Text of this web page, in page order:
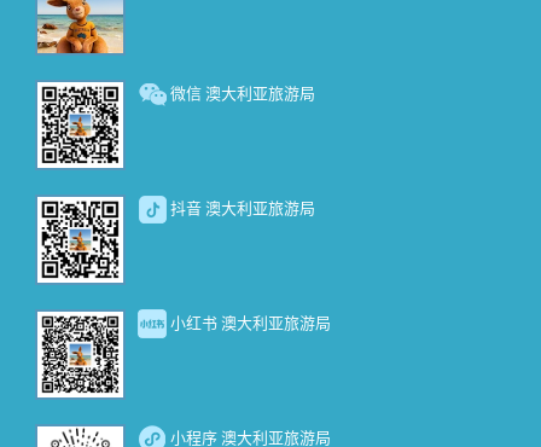
微信 澳大利亚旅游局
抖音 澳大利亚旅游局
小红书 澳大利亚旅游局
小程序 澳大利亚旅游局